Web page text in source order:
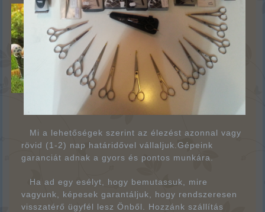
Mi a lehetőségek szerint az élezést azonnal vagy
rövid (1-2) nap határidővel vállaljuk.Gépeink
garanciát adnak a gyors és pontos munkára.
Ha ad egy esélyt, hogy bemutassuk, mire
vagyunk, képesek garantáljuk, hogy rendszeresen
visszatérő ügyfél lesz Önből. Hozzánk szállítás